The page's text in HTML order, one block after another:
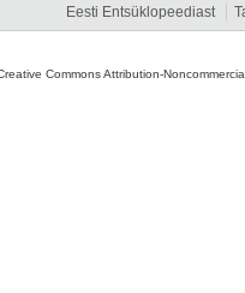
Eesti Entsüklopeediast
Commons Attribution-